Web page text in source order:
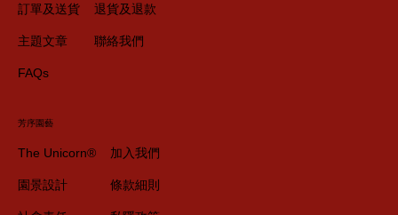
訂單及送貨
主題文章
FAQs
退貨及退款
聯絡我們
芳序園藝
The Unicorn®
園景設計
加入我們
條款細則